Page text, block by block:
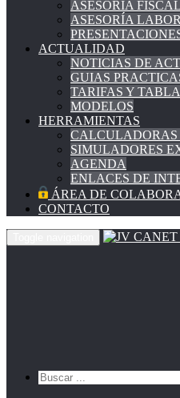
ASESORÍA
ASESORÍA
ACTUALIDAD
NOTICIAS DE
GUIAS
TARIFAS Y
MODELOS
HERRAMIENTAS
CALCULADORAS
SIMULADORES
AGENDA
ENLACES DE
ÁREA DE
CONTACTO